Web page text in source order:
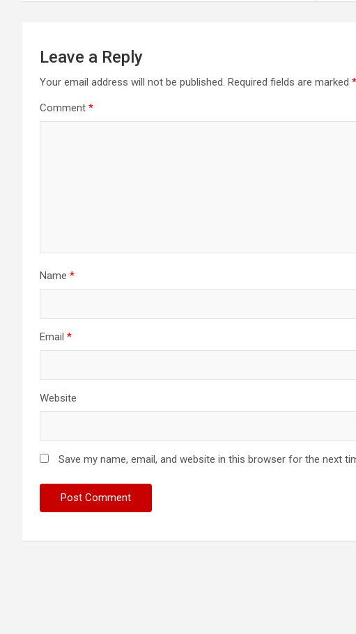
Leave a Reply
Your email address will not be published. Required fields are marked *
Comment *
Name *
Email *
Website
Save my name, email, and website in this browser for the next